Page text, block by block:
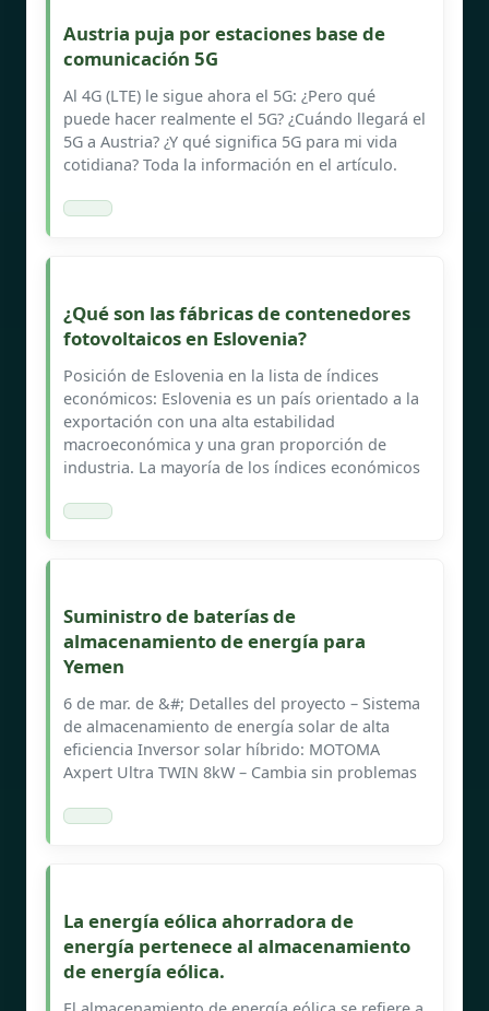
Austria puja por estaciones base de
comunicación 5G
Al 4G (LTE) le sigue ahora el 5G: ¿Pero qué
puede hacer realmente el 5G? ¿Cuándo llegará el
5G a Austria? ¿Y qué significa 5G para mi vida
cotidiana? Toda la información en el artículo.
¿Qué son las fábricas de contenedores
fotovoltaicos en Eslovenia?
Posición de Eslovenia en la lista de índices
económicos: Eslovenia es un país orientado a la
exportación con una alta estabilidad
macroeconómica y una gran proporción de
industria. La mayoría de los índices económicos
Suministro de baterías de
almacenamiento de energía para
Yemen
6 de mar. de &#; Detalles del proyecto – Sistema
de almacenamiento de energía solar de alta
eficiencia Inversor solar híbrido: MOTOMA
Axpert Ultra TWIN 8kW – Cambia sin problemas
La energía eólica ahorradora de
energía pertenece al almacenamiento
de energía eólica.